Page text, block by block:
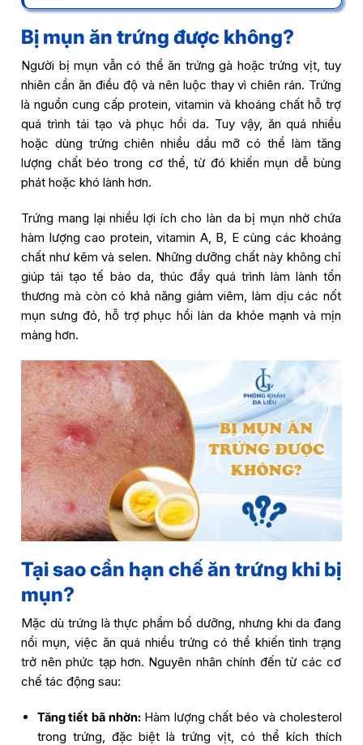
Bị mụn ăn trứng được không?
Người bị mụn vẫn có thể ăn trứng gà hoặc trứng vịt, tuy
nhiên cần ăn điều độ và nên luộc thay vì chiên rán. Trứng
là nguồn cung cấp protein, vitamin và khoáng chất hỗ trợ
quá trình tái tạo và phục hồi da. Tuy vậy, ăn quá nhiều
hoặc dùng trứng chiên nhiều dầu mỡ có thể làm tăng
lượng chất béo trong cơ thể, từ đó khiến mụn dễ bùng
phát hoặc khó lành hơn.
Trứng mang lại nhiều lợi ích cho làn da bị mụn nhờ chứa
hàm lượng cao protein, vitamin A, B, E cùng các khoáng
chất như kẽm và selen. Những dưỡng chất này không chỉ
giúp tái tạo tế bào da, thúc đẩy quá trình làm lành tổn
thương mà còn có khả năng giảm viêm, làm dịu các nốt
mụn sưng đỏ, hỗ trợ phục hồi làn da khỏe mạnh và mịn
màng hơn.
Tại sao cần hạn chế ăn trứng khi bị
mụn?
Mặc dù trứng là thực phẩm bổ dưỡng, nhưng khi da đang
nổi mụn, việc ăn quá nhiều trứng có thể khiến tình trạng
trở nên phức tạp hơn. Nguyên nhân chính đến từ các cơ
chế tác động sau:
Tăng tiết bã nhờn: Hàm lượng chất béo và cholesterol
trong trứng, đặc biệt là trứng vịt, có thể kích thích